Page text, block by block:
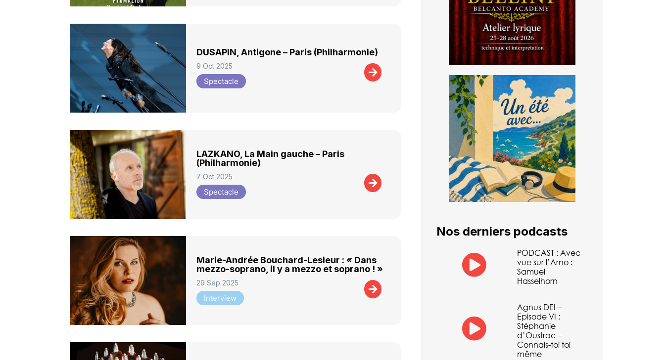
DUSAPIN, Antigone – Paris (Philharmonie)
9 Oct 2025
Spectacle
LAZKANO, La Main gauche – Paris
(Philharmonie)
7 Oct 2025
Spectacle
Marie-Andrée Bouchard-Lesieur : « Dans
mezzo-soprano, il y a mezzo et soprano ! »
29 Sep 2025
Interview
Nos derniers podcasts
PODCAST : Avec
vue sur l’Arno :
Samuel
Hasselhorn
Agnus DEI –
Episode VI :
Stéphanie
d’Oustrac –
Connais-toi toi
même